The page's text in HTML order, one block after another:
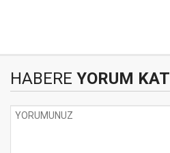
HABERE YORUM KAT